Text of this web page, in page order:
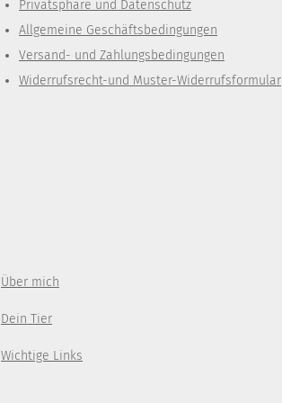
Privatsphäre und Datenschutz
Allgemeine Geschäftsbedingungen
Versand- und Zahlungsbedingungen
Widerrufsrecht-und Muster-Widerrufsformular
Über mich
Dein Tier
Wichtige Links